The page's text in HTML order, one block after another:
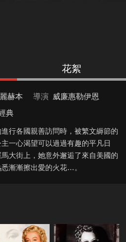
花絮
赫本 導演
威廉惠勒伊恩
典
行各國親善訪問時，被繁文縟節的
一心渴望可以過過有趣的平凡日
大街上，她意外邂逅了來自美國的
漸漸擦出愛的火花…。